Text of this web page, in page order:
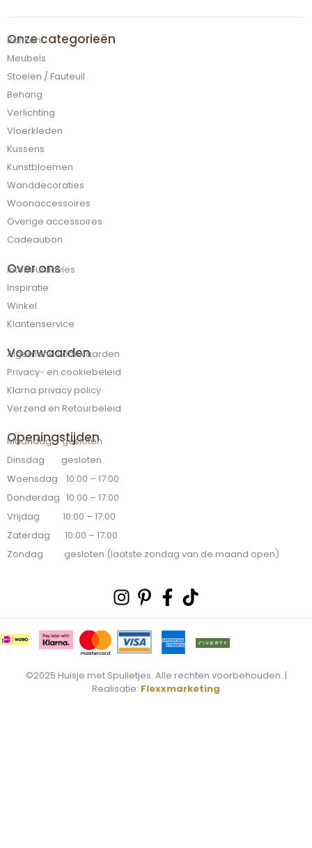
Onze categorieën
Banken
Meubels
Stoelen / Fauteuil
Behang
Verlichting
Vloerkleden
Kussens
Kunstbloemen
Wanddecoraties
Woonaccessoires
Overige accessoires
Cadeaubon
Over ons
Interieuradvies
Inspiratie
Winkel
Klantenservice
Voorwaarden
Algemene voorwaarden
Privacy- en cookiebeleid
Klarna privacy policy
Verzend en Retourbeleid
Openingstijden
Maandag gesloten
Dinsdag gesloten
Woensdag 10:00 – 17:00
Donderdag 10:00 – 17:00
Vrijdag 10:00 – 17:00
Zaterdag 10:00 – 17:00
Zondag gesloten (laatste zondag van de maand open)
Instagram
Pinterest-
p
Facebook-
f
Tiktok
©2025 Huisje met Spulletjes. Alle rechten voorbehouden. |
Realisatie: Flexxmarketing